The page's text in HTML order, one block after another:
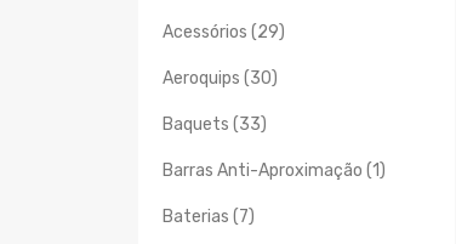
Acessórios (29)
Aeroquips (30)
Baquets (33)
Barras Anti-Aproximação (1)
Baterias (7)